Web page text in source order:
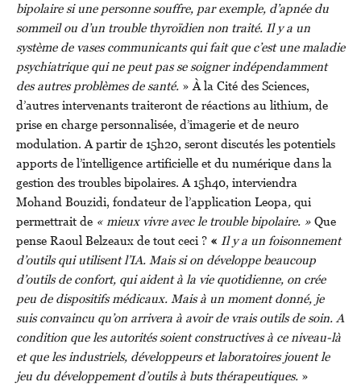
bipolaire si une personne souffre, par exemple, d’apnée du
sommeil ou d’un trouble thyroïdien non traité. Il y a un
système de vases communicants qui fait que c’est une maladie
psychiatrique qui ne peut pas se soigner indépendamment
des autres problèmes de santé. » À la Cité des Sciences,
d’autres intervenants traiteront de réactions au lithium, de
prise en charge personnalisée, d’imagerie et de neuro
modulation. A partir de 15h20, seront discutés les potentiels
apports de l’intelligence artificielle et du numérique dans la
gestion des troubles bipolaires. A 15h40, interviendra
Mohand Bouzidi, fondateur de l’application Leopa,qui
permettrait de « mieux vivre avec le trouble bipolaire. »Que
pense Raoul Belzeaux de tout ceci ? « Il y a un foisonnement
d’outils qui utilisent l’IA. Mais si on développe beaucoup
d’outils de confort, qui aident à la vie quotidienne, on crée
peu de dispositifs médicaux. Mais à un moment donné, je
suis convaincu qu’on arrivera à avoir de vrais outils de soin. A
condition que les autorités soient constructives à ce niveau-là
et que les industriels, développeurs et laboratoires jouent le
jeu du développement d’outils à buts thérapeutiques. »